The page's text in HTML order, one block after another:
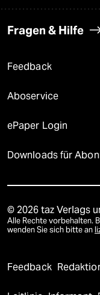
Fragen & Hilfe
Feedback
Aboservice
ePaper Login
Downloads für
© 2026 taz Verlags
Alle Rechte vorbehalten.
wenden Sie sich bitte an
Feedback